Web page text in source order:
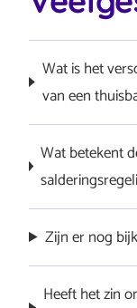
Wat is het
van een
kan opslaan,
die energie
Wat betekent
verlaagt door
Zijn er nog
Heeft het zin